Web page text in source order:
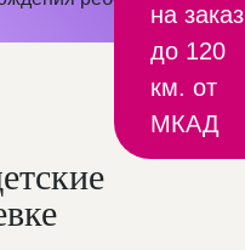
на заказ
до 120
км. от
МКАД